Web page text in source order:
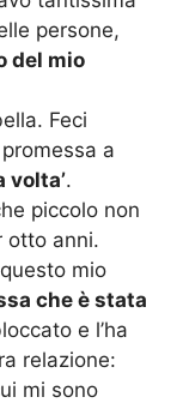
persone,
del mio
Feci
a
volta’.
piccolo non
otto anni.
mio
che è stata
e l’ha
relazione:
mi sono